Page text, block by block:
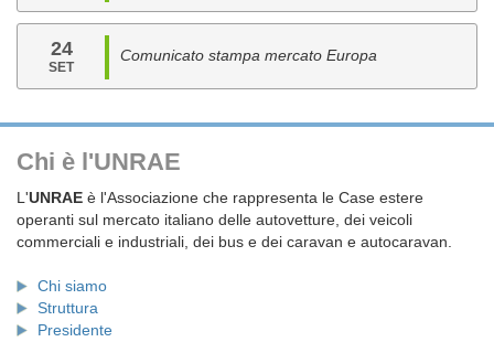
24
SET
Comunicato stampa mercato Europa
Chi è l'UNRAE
L'UNRAE è l'Associazione che rappresenta le Case estere
operanti sul mercato italiano delle autovetture, dei veicoli
commerciali e industriali, dei bus e dei caravan e autocaravan.
Chi siamo
Struttura
Presidente